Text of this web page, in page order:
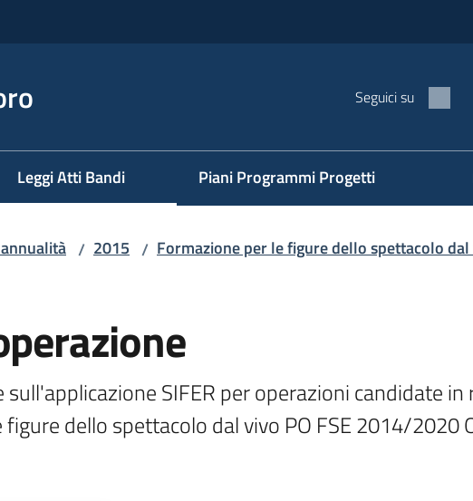
Seguici su
Leggi Atti Bandi Piani Programmi Progetti
/ 2015 / Formazione per le figure dello spettacolo
SIFER per operazioni candidate
dello spettacolo dal vivo PO FSE 2014/2020